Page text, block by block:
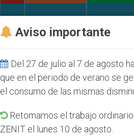
Aviso importante
Del 27 de julio al 7 de agosto
que en el periodo de verano se
el consumo de las mismas
Retomamos el trabajo
ZENIT el lunes 10 de agosto.